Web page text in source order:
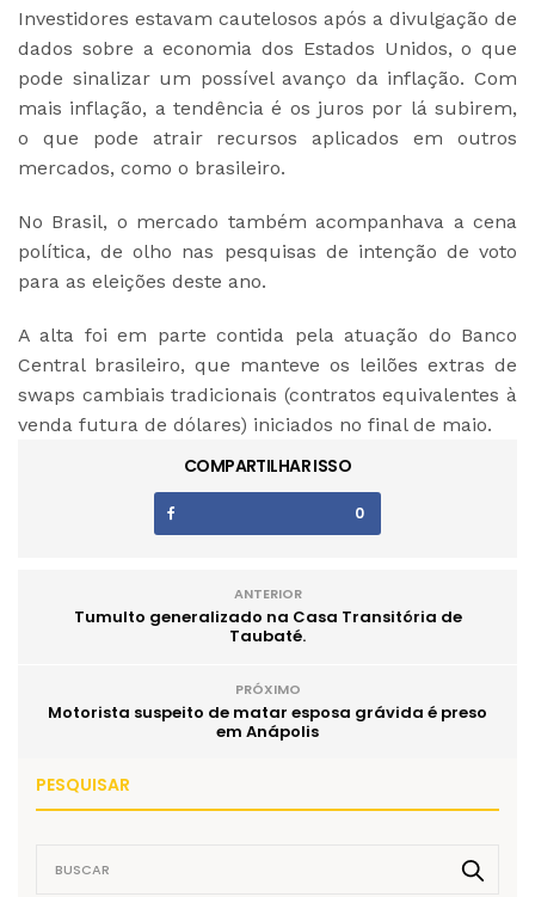
Investidores estavam cautelosos após a divulgação de
dados sobre a economia dos Estados Unidos, o que
pode sinalizar um possível avanço da inflação. Com
mais inflação, a tendência é os juros por lá subirem,
o que pode atrair recursos aplicados em outros
mercados, como o brasileiro.
No Brasil, o mercado também acompanhava a cena
política, de olho nas pesquisas de intenção de voto
para as eleições deste ano.
A alta foi em parte contida pela atuação do Banco
Central brasileiro, que manteve os leilões extras de
swaps cambiais tradicionais (contratos equivalentes à
venda futura de dólares) iniciados no final de maio.
COMPARTILHAR ISSO
0
ANTERIOR
Tumulto generalizado na Casa Transitória de
Taubaté.
PRÓXIMO
Motorista suspeito de matar esposa grávida é preso
em Anápolis
PESQUISAR